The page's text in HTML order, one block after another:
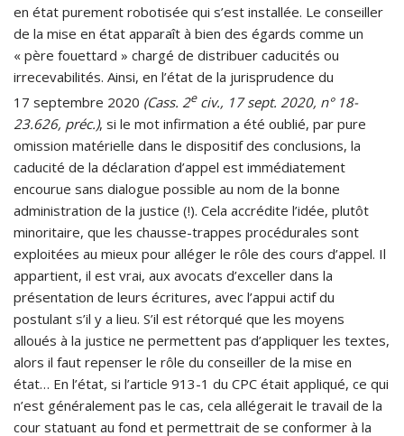
en état purement robotisée qui s’est installée. Le conseiller
de la mise en état apparaît à bien des égards comme un
« père fouettard » chargé de distribuer caducités ou
irrecevabilités. Ainsi, en l’état de la jurisprudence du
17 septembre 2020 (Cass. 2eciv., 17 sept. 2020, n° 18-
23.626, préc.), si le mot infirmation a été oublié, par pure
omission matérielle dans le dispositif des conclusions, la
caducité de la déclaration d’appel est immédiatement
encourue sans dialogue possible au nom de la bonne
administration de la justice (!). Cela accrédite l’idée, plutôt
minoritaire, que les chausse-trappes procédurales sont
exploitées au mieux pour alléger le rôle des cours d’appel. Il
appartient, il est vrai, aux avocats d’exceller dans la
présentation de leurs écritures, avec l’appui actif du
postulant s’il y a lieu. S’il est rétorqué que les moyens
alloués à la justice ne permettent pas d’appliquer les textes,
alors il faut repenser le rôle du conseiller de la mise en
état… En l’état, si l’article 913-1 du CPC était appliqué, ce qui
n’est généralement pas le cas, cela allégerait le travail de la
cour statuant au fond et permettrait de se conformer à la